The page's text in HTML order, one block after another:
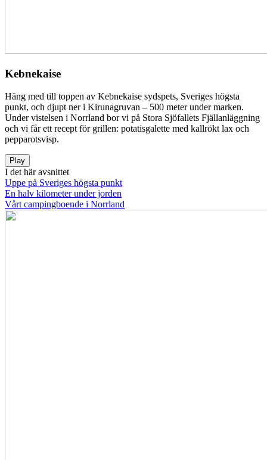
Kebnekaise
Häng med till toppen av Kebnekaise sydspets, Sveriges högsta
punkt, och djupt ner i Kirunagruvan – 500 meter under marken.
Under vistelsen i Norrland bor vi på Stora Sjöfallets Fjällanläggning
och vi får ett recept för grillen: potatisgalette med kallrökt lax och
pepparotsvisp.
Play
I det här avsnittet
Uppe på Sveriges högsta punkt
En halv kilometer under jorden
Vårt campingboende i Norrland